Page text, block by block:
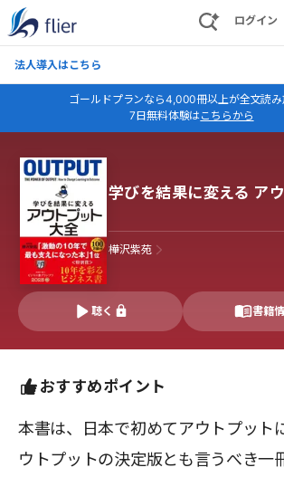
ログイン
法人導入はこちら
ゴールドプランなら4,000冊以上が全文読み
7日無料体験はこちらから
学びを結果に変える ア
樺沢紫苑
聴く 書籍
おすすめポイント
本書は、日本で初めてアウトプット
ウトプットの決定版とも言うべき一